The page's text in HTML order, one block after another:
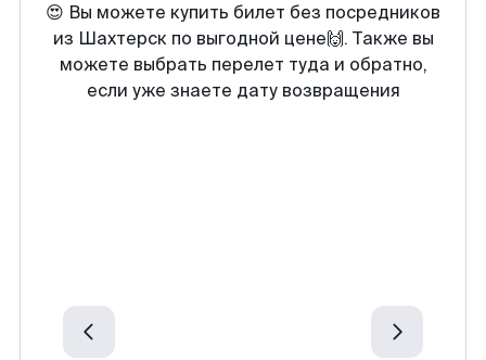
😍 Вы можете купить билет без посредников
из Шахтерск по выгодной цене🙌. Также вы
можете выбрать перелет туда и обратно,
если уже знаете дату возвращения